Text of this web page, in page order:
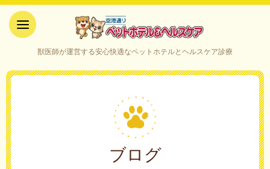
ケア｜山口県宇部市
獣医師が運営する安心快適なペットホテルとヘルスケア診療
ブログ